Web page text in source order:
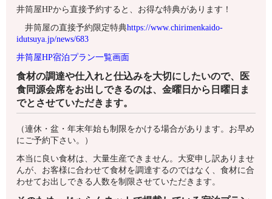
井筒屋HPから直接予約すると、お得な特典があります！
井筒屋の直接予約限定特典https://www.chirimenkaido-
idutsuya.jp/news/683
井筒屋HP宿泊プラン一覧画面
食材の調達や仕入れと仕込みを大切にしたいので、医
食同源会席をお出しできるのは、金曜日から日曜日ま
でとさせていただきます。
（連休・盆・年末年始も制限をかける場合があります。お早め
にご予約下さい。）
本当に良い食材は、大量生産できません。大変申し訳ありませ
んが、お客様に合わせて食材を調達するのではなく、食材に合
わせてお出しできる人数を制限させていただきます。